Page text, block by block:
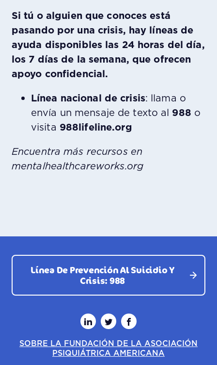
Si tú o alguien que conoces está
pasando por una crisis, hay líneas de
ayuda disponibles las 24 horas del día,
los 7 días de la semana, que ofrecen
apoyo confidencial.
Línea nacional de crisis: llama o
envía un mensaje de texto al 988 o
visita 988lifeline.org
Encuentra más recursos en
mentalhealthcareworks.org
Línea De Prevención Al Suicidio Y
Crisis: 988
LinkedinTwitterFacebook
SOBRE LA FUNDACIÓN DE LA ASOCIACIÓN
PSIQUIÁTRICA AMERICANA